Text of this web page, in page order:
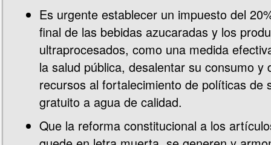
Es urgente establecer un impuesto del
final de las bebidas azucaradas y los
ultraprocesados, como una medida
la salud pública, desalentar su consumo y
recursos al fortalecimiento de políticas de
gratuito a agua de calidad.
Que la reforma constitucional a los